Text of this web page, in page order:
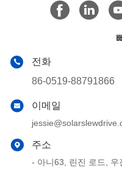
전화
86-0519-88791866
이메일
주소
- 아니63, 린진 로드,